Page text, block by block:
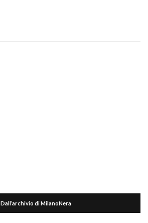
Dall’archivio di MilanoNera